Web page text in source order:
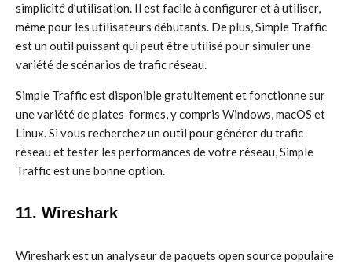
simplicité d’utilisation. Il est facile à configurer et à utiliser,
même pour les utilisateurs débutants. De plus, Simple Traffic
est un outil puissant qui peut être utilisé pour simuler une
variété de scénarios de trafic réseau.
Simple Traffic est disponible gratuitement et fonctionne sur
une variété de plates-formes, y compris Windows, macOS et
Linux. Si vous recherchez un outil pour générer du trafic
réseau et tester les performances de votre réseau, Simple
Traffic est une bonne option.
11. Wireshark
Wireshark est un analyseur de paquets open source populaire